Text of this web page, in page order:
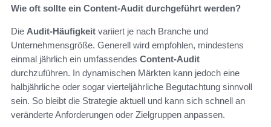
Wie oft sollte ein Content-Audit durchgeführt werden?
Die Audit-Häufigkeit variiert je nach Branche und
Unternehmensgröße. Generell wird empfohlen, mindestens
einmal jährlich ein umfassendes Content-Audit
durchzuführen. In dynamischen Märkten kann jedoch eine
halbjährliche oder sogar vierteljährliche Begutachtung sinnvoll
sein. So bleibt die Strategie aktuell und kann sich schnell an
veränderte Anforderungen oder Zielgruppen anpassen.